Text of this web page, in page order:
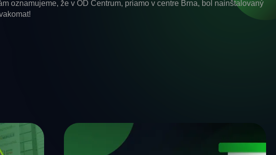
oznamujeme, že v OD Centrum, priamo v centre Brna, bol nainštalovaný